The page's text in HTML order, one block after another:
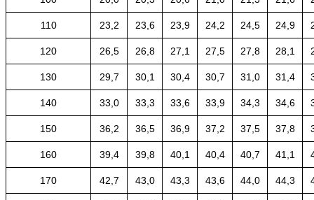
110 23,2 23,6 23,9 24,2 24,5 24,9
120 26,5 26,8 27,1 27,5 27,8 28,1
130 29,7 30,1 30,4 30,7 31,0 31,4
140 33,0 33,3 33,6 33,9 34,3 34,6
150 36,2 36,5 36,9 37,2 37,5 37,8
160 39,4 39,8 40,1 40,4 40,7 41,1
170 42,7 43,0 43,3 43,6 44,0 44,3